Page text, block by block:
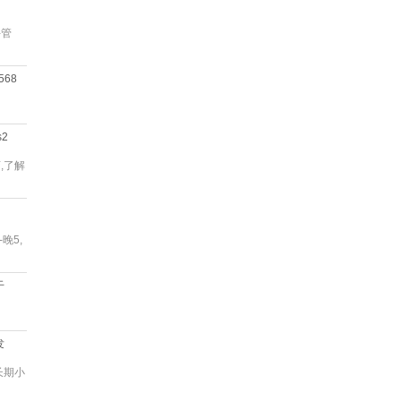
了解
晚5,
期小